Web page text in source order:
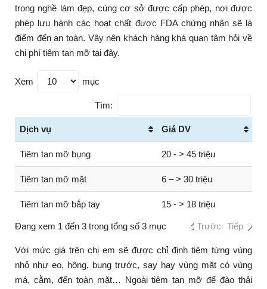
trong nghề làm đẹp, cùng cơ sở được cấp phép, nơi được
phép lưu hành các hoạt chất được FDA chứng nhận sẽ là
điểm đến an toàn. Vậy nên khách hàng khá quan tâm hỏi về
chi phí tiêm tan mỡ tại đây.
Xem mục
Tìm:
Dịch vụ Giá DV
Tiêm tan mỡ bụng 20 - > 45 triệu
Tiêm tan mỡ mặt 6 – > 30 triệu
Tiêm tan mỡ bắp tay 15 - > 18 triệu
Đang xem 1 đến 3 trong tổng số 3 mục Trước Tiếp
Với mức giá trên chị em sẽ được chỉ định tiêm từng vùng
nhỏ như eo, hông, bụng trước, say hay vùng mặt có vùng
má, cằm, đến toàn mặt… Ngoài tiêm tan mỡ để đào thải